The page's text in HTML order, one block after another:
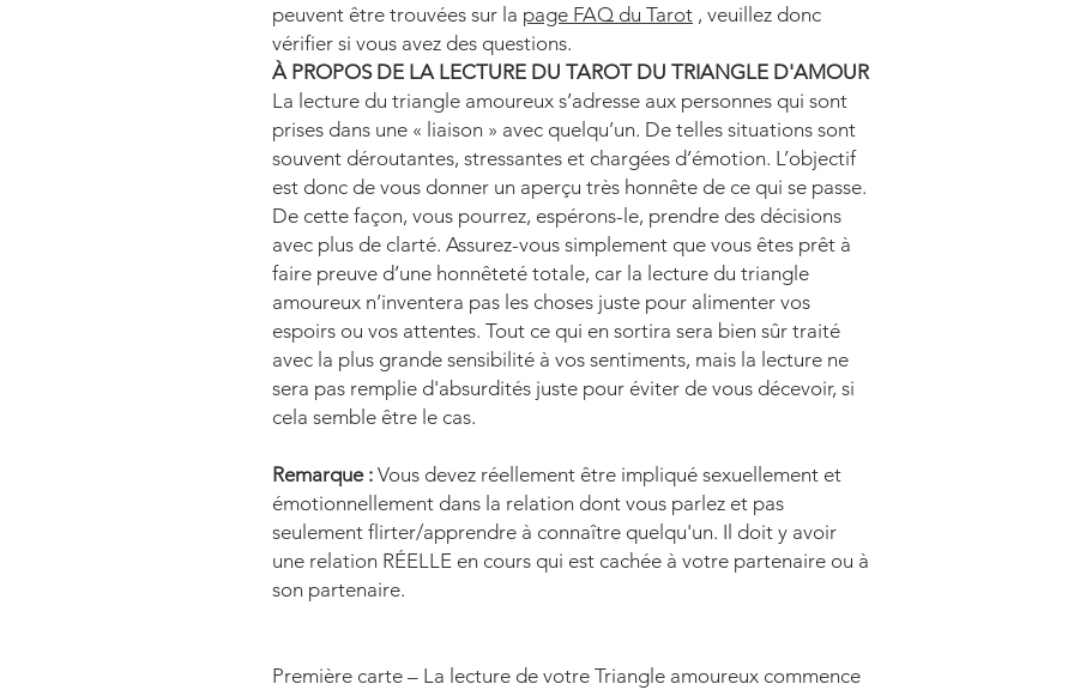
peuvent être trouvées sur la page FAQ du Tarot , veuillez donc
vérifier si vous avez des questions.
À PROPOS DE LA LECTURE DU TAROT DU TRIANGLE D'AMOUR
La lecture du triangle amoureux s’adresse aux personnes qui sont
prises dans une « liaison » avec quelqu’un. De telles situations sont
souvent déroutantes, stressantes et chargées d’émotion. L’objectif
est donc de vous donner un aperçu très honnête de ce qui se passe.
De cette façon, vous pourrez, espérons-le, prendre des décisions
avec plus de clarté. Assurez-vous simplement que vous êtes prêt à
faire preuve d’une honnêteté totale, car la lecture du triangle
amoureux n’inventera pas les choses juste pour alimenter vos
espoirs ou vos attentes. Tout ce qui en sortira sera bien sûr traité
avec la plus grande sensibilité à vos sentiments, mais la lecture ne
sera pas remplie d'absurdités juste pour éviter de vous décevoir, si
cela semble être le cas.
Remarque : Vous devez réellement être impliqué sexuellement et
émotionnellement dans la relation dont vous parlez et pas
seulement flirter/apprendre à connaître quelqu'un. Il doit y avoir
une relation RÉELLE en cours qui est cachée à votre partenaire ou à
son partenaire.
Première carte – La lecture de votre Triangle amoureux commence